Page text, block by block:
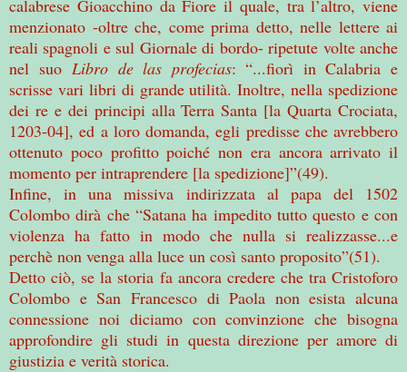
calabrese Gioacchino da Fiore il quale, tra l’altro, viene
menzionato -oltre che, come prima detto, nelle lettere ai
reali spagnoli e sul Giornale di bordo- ripetute volte anche
nel suo Libro de las profecias: “...fiorì in Calabria e
scrisse vari libri di grande utilità. Inoltre, nella spedizione
dei re e dei principi alla Terra Santa [la Quarta Crociata,
1203-04], ed a loro domanda, egli predisse che avrebbero
ottenuto poco profitto poiché non era ancora arrivato il
momento per intraprendere [la spedizione]”(49).
Infine, in una missiva indirizzata al papa del 1502
Colombo dirà che “Satana ha impedito tutto questo e con
violenza ha fatto in modo che nulla si realizzasse...e
perchè non venga alla luce un così santo proposito”(51).
Detto ciò, se la storia fa ancora credere che tra Cristoforo
Colombo e San Francesco di Paola non esista alcuna
connessione noi diciamo con convinzione che bisogna
approfondire gli studi in questa direzione per amore di
giustizia e verità storica.